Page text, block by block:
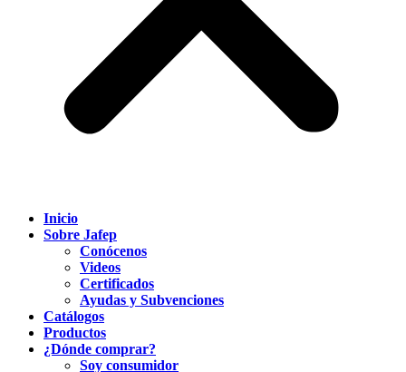
Inicio
Sobre Jafep
Conócenos
Videos
Certificados
Ayudas y Subvenciones
Catálogos
Productos
¿Dónde comprar?
Soy consumidor